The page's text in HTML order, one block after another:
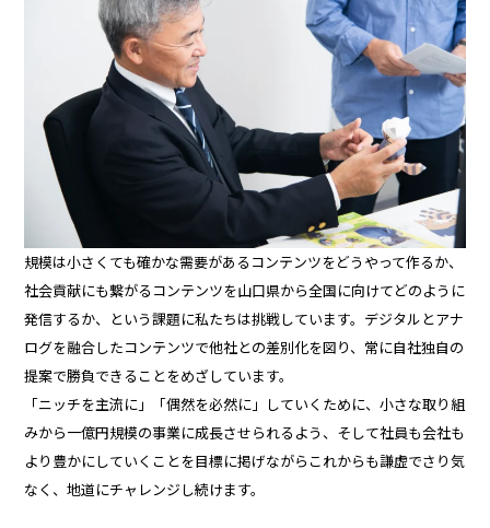
規模は小さくても確かな需要があるコンテンツをどうやって作るか、
社会貢献にも繋がるコンテンツを山口県から全国に向けてどのように
発信するか、という課題に私たちは挑戦しています。デジタルとアナ
ログを融合したコンテンツで他社との差別化を図り、常に自社独自の
提案で勝負できることをめざしています。
「ニッチを主流に」「偶然を必然に」していくために、小さな取り組
みから一億円規模の事業に成長させられるよう、そして社員も会社も
より豊かにしていくことを目標に掲げながらこれからも謙虚でさり気
なく、地道にチャレンジし続けます。